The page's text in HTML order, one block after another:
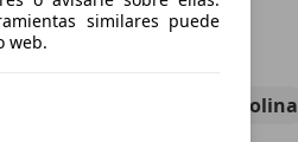
Gasolina
similares puede
web.